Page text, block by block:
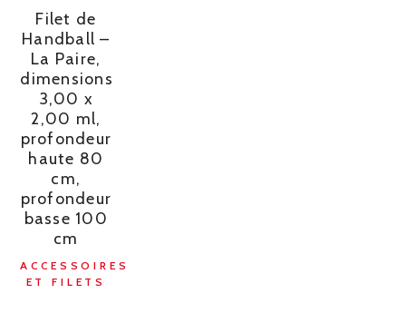
Filet de
Handball –
La Paire,
dimensions
3,00 x
2,00 ml,
profondeur
haute 80
cm,
profondeur
basse 100
cm
ACCESSOIRES
ET FILETS